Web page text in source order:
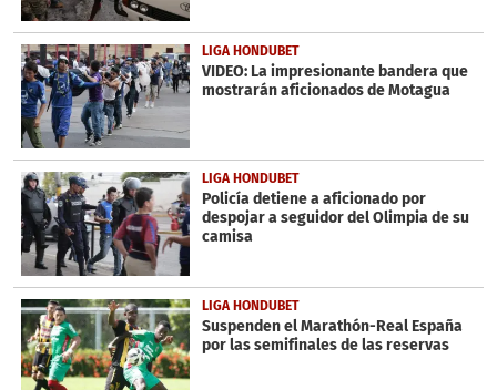
LIGA HONDUBET
VIDEO: La impresionante bandera que
mostrarán aficionados de Motagua
LIGA HONDUBET
Policía detiene a aficionado por
despojar a seguidor del Olimpia de su
camisa
LIGA HONDUBET
Suspenden el Marathón-Real España
por las semifinales de las reservas